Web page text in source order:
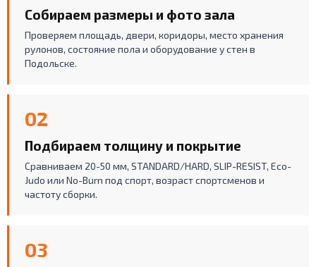
Собираем размеры и фото зала
Проверяем площадь, двери, коридоры, место хранения
рулонов, состояние пола и оборудование у стен в
Подольске.
02
Подбираем толщину и покрытие
Сравниваем 20-50 мм, STANDARD/HARD, SLIP-RESIST, Eco-
Judo или No-Burn под спорт, возраст спортсменов и
частоту сборки.
03